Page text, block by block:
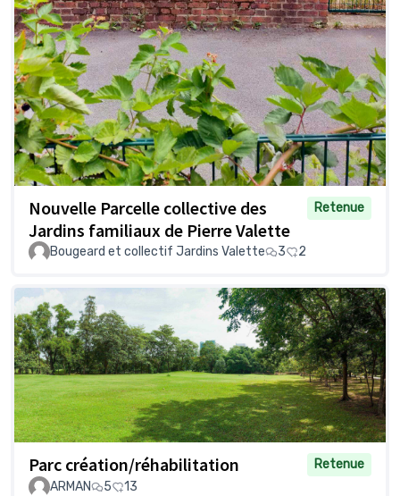
Nouvelle Parcelle collective des
Jardins familiaux de Pierre Valette
Retenue
Bougeard et collectif Jardins Valette 3 2
Parc création/réhabilitation
Retenue
ARMAN
5 13